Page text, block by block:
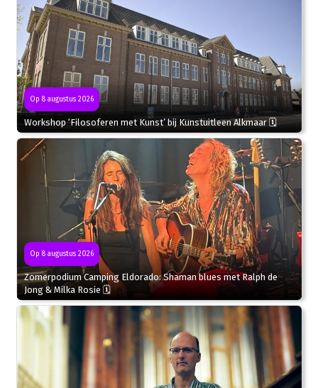
Op 8 augustus 2026
Workshop ‘Filosoferen met Kunst’ bij Kunstuitleen Alkmaar 🗓
Op 8 augustus 2026
Zomerpodium Camping Eldorado: Shaman blues met Ralph de
Jong & Milka Rosie 🗓